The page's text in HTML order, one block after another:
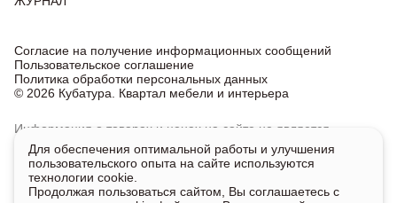
© 2026 Кубатура. Квартал мебели и интерьера
Согласие на получение информационных сообщений
Пользовательское соглашение
Политика обработки персональных данных
Информация о товарах и ценах на сайте не является
публичной офертой, носит исключительно информационный
характер.
Для получения подробной информации о наличии
и стоимости указанных товаров и услуг напишите или
позвоните нам.
Для обеспечения оптимальной работы и улучшения
пользовательского опыта на сайте используются
технологии cookie.
Продолжая пользоваться сайтом, Вы соглашаетесь с